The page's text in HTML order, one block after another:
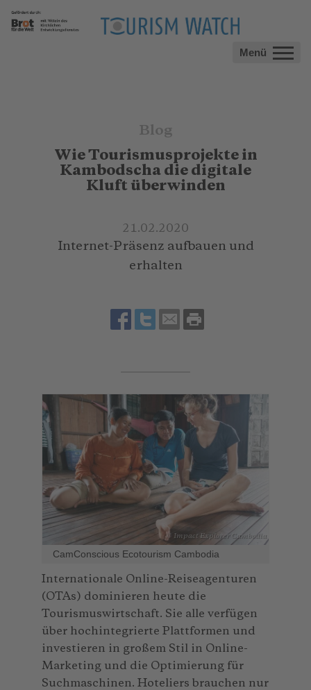
Menü
Blog
Wie Tourismusprojekte in
Kambodscha die digitale
Kluft überwinden
21.02.2020
Internet-Präsenz aufbauen und
erhalten
© Impact Explorer Cambodia
CamConscious Ecotourism Cambodia
Internationale Online-Reiseagenturen
(OTAs) dominieren heute die
Tourismuswirtschaft. Sie alle verfügen
über hochintegrierte Plattformen und
investieren in großem Stil in Online-
Marketing und die Optimierung für
Suchmaschinen. Hoteliers brauchen nur